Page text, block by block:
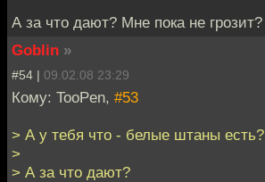
А за что дают? Мне пока не грозит?
Goblin »
#54 | 09.02.08 23:29
Кому: TooPen, #53
> А у тебя что - белые штаны есть?
>
> А за что дают?